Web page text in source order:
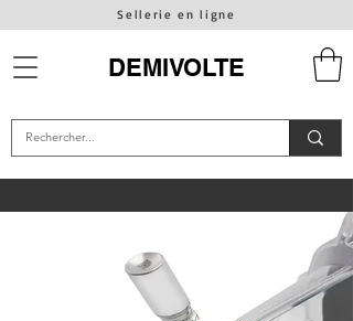
Sellerie en ligne
DEMIVOLTE